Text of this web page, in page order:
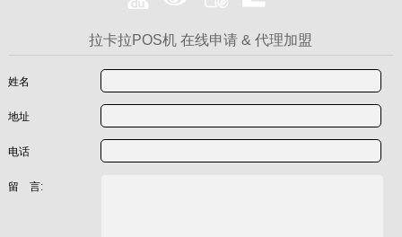
拉卡拉POS机 在线申请 & 代理加盟
姓名
地址
电话
留 言: